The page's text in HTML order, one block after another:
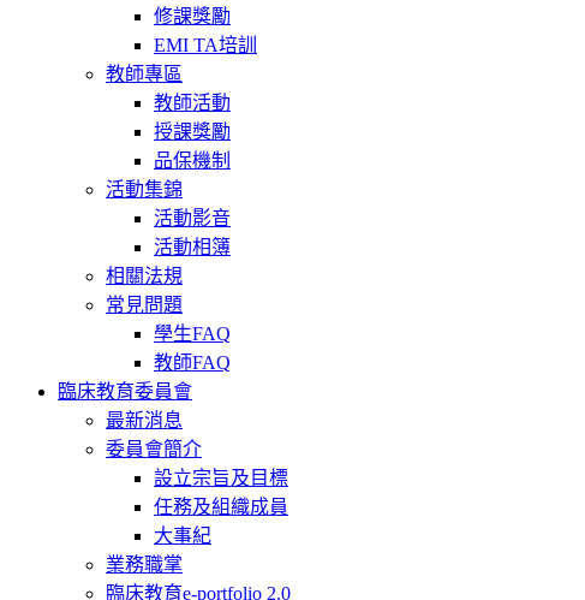
修課獎勵
EMI TA培訓
教師專區
教師活動
授課獎勵
品保機制
活動集錦
活動影音
活動相簿
相關法規
常見問題
學生FAQ
教師FAQ
臨床教育委員會
最新消息
委員會簡介
設立宗旨及目標
任務及組織成員
大事紀
業務職掌
臨床教育e-portfolio 2.0